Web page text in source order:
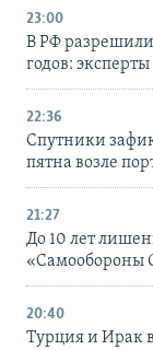
23:00
В РФ разрешили
годов:
22:36
Спутники
пятна возле
21:27
До 10 лет
«Самообороны
20:40
Турция и Ирак